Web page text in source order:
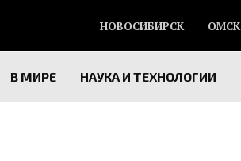
НОВОСИБИРСК ОМСК
В МИРЕ НАУКА И ТЕХНОЛОГИИ